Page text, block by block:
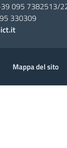
095 7382513/
330309
Mappa del sito